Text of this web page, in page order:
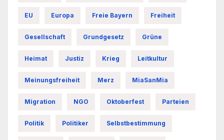
EU Europa Freie Bayern Freiheit
Gesellschaft Grundgesetz Grüne
Heimat Justiz Krieg Leitkultur
Meinungsfreiheit Merz MiaSanMia
Migration NGO Oktoberfest Parteien
Politik Politiker Selbstbestimmung